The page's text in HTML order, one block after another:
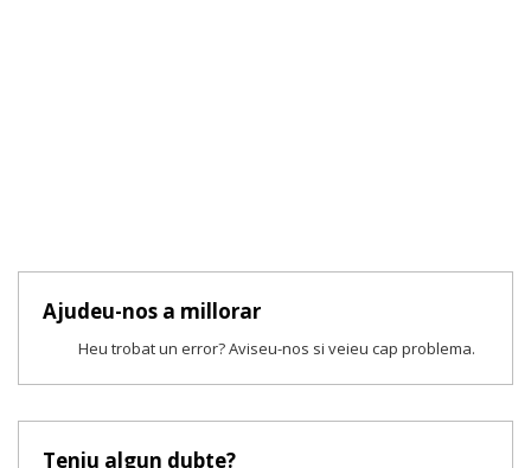
Ajudeu-nos a millorar
Heu trobat un error? Aviseu-nos si veieu cap problema.
Teniu algun dubte?